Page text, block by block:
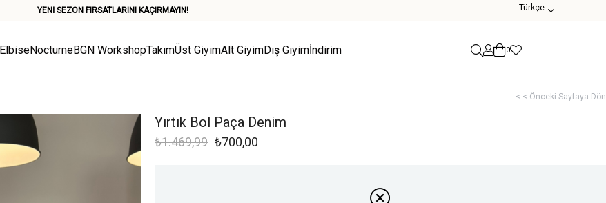
YENİ SEZON FIRSATLARINI KAÇIRMAYIN! Türkçe
ElbiseNocturneBGN WorkshopTakımÜst GiyimAlt GiyimDış Giyimİndirim 0
< < Önceki Sayfaya Dön
Yırtık Bol Paça Denim
₺1.469,99 ₺700,00